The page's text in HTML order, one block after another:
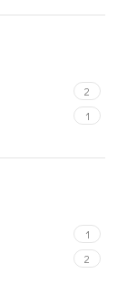
2
1
1
2